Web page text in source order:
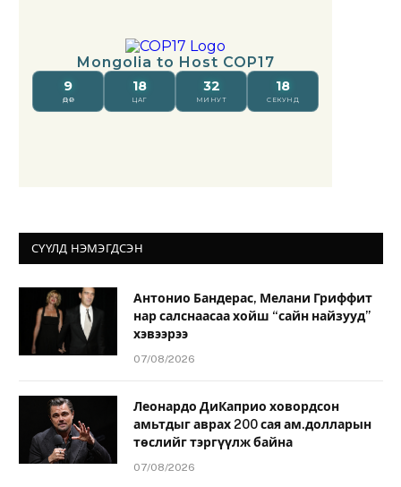
СҮҮЛД НЭМЭГДСЭН
Антонио Бандерас, Мелани Гриффит
нар салснаасаа хойш “сайн найзууд”
хэвээрээ
07/08/2026
Леонардо ДиКаприо ховордсон
амьтдыг аврах 200 сая ам.долларын
төслийг тэргүүлж байна
07/08/2026